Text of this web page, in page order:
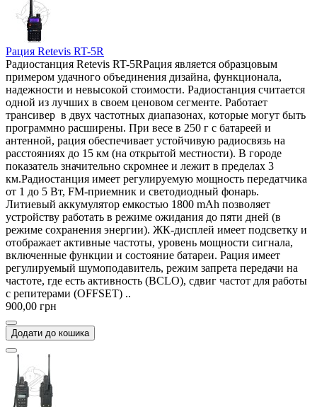
Рация Retevis RT-5R
Радиостанция Retevis RT-5RРация является образцовым
примером удачного объединения дизайна, функционала,
надежности и невысокой стоимости. Радиостанция считается
одной из лучших в своем ценовом сегменте. Работает
трансивер в двух частотных диапазонах, которые могут быть
программно расширены. При весе в 250 г с батареей и
антенной, рация обеспечивает устойчивую радиосвязь на
расстояниях до 15 км (на открытой местности). В городе
показатель значительно скромнее и лежит в пределах 3
км.Радиостанция имеет регулируемую мощность передатчика
от 1 до 5 Вт, FM-приемник и светодиодный фонарь.
Литиевый аккумулятор емкостью 1800 mAh позволяет
устройству работать в режиме ожидания до пяти дней (в
режиме сохранения энергии). ЖК-дисплей имеет подсветку и
отображает активные частоты, уровень мощности сигнала,
включенные функции и состояние батареи. Рация имеет
регулируемый шумоподавитель, режим запрета передачи на
частоте, где есть активность (BCLO), сдвиг частот для работы
с репитерами (OFFSET) ..
900,00 грн
Додати до кошика